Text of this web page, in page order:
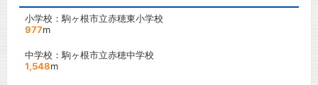
小学校：駒ヶ根市立赤穂東小学校
977m
中学校：駒ヶ根市立赤穂中学校
1,548m